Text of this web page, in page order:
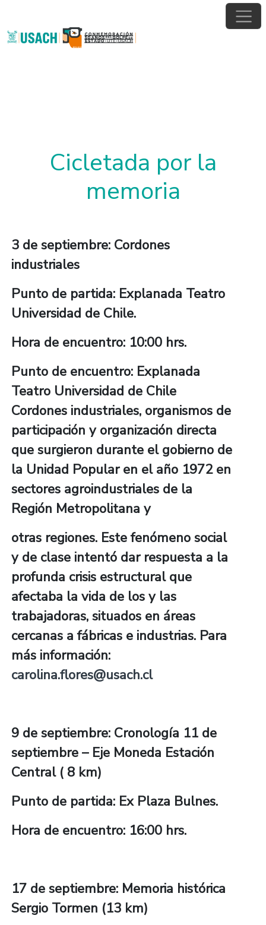
Cicletada por la
memoria
3 de septiembre: Cordones
industriales
Punto de partida: Explanada Teatro
Universidad de Chile.
Hora de encuentro: 10:00 hrs.
Punto de encuentro: Explanada
Teatro Universidad de Chile
Cordones industriales, organismos de
participación y organización directa
que surgieron durante el gobierno de
la Unidad Popular en el año 1972 en
sectores agroindustriales de la
Región Metropolitana y
otras regiones. Este fenómeno social
y de clase intentó dar respuesta a la
profunda crisis estructural que
afectaba la vida de los y las
trabajadoras, situados en áreas
cercanas a fábricas e industrias. Para
más información:
carolina.flores@usach.cl
9 de septiembre: Cronología 11 de
septiembre – Eje Moneda Estación
Central ( 8 km)
Punto de partida: Ex Plaza Bulnes.
Hora de encuentro: 16:00 hrs.
17 de septiembre: Memoria histórica
Sergio Tormen (13 km)